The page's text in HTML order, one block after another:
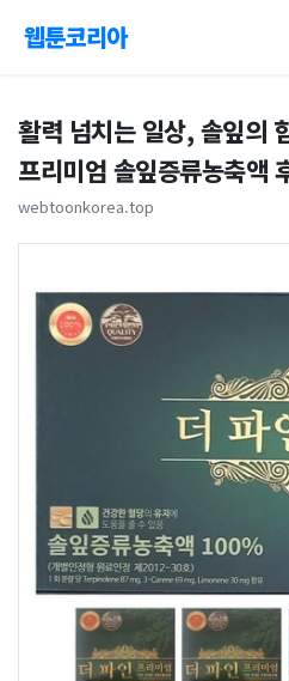
웹툰코리아
활력 넘치는 일상, 솔잎의
프리미엄 솔잎증류농축액
webtoonkorea.top